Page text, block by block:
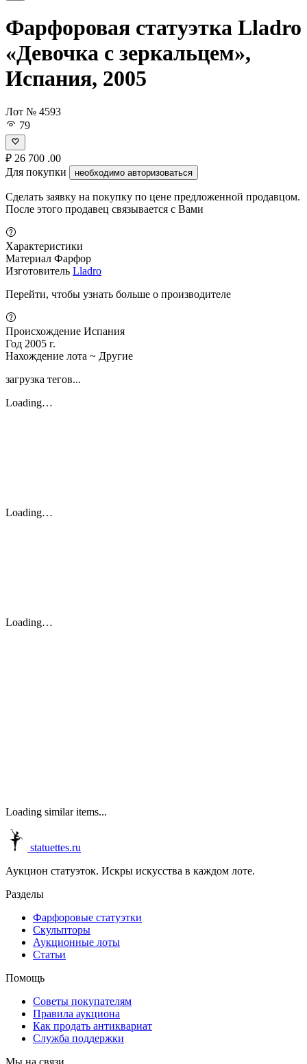
Фарфоровая статуэтка Lladro
«Девочка с зеркальцем»,
Испания, 2005
Лот № 4593
79
₽ 26 700 .00
Для покупки
необходимо авторизоваться
Сделать заявку на покупку по цене предложенной продавцом.
После этого продавец связывается с Вами
Характеристики
Материал Фарфор
Изготовитель Lladro
Перейти, чтобы узнать больше о производителе
Происхождение Испания
Год 2005 г.
Нахождение лота ~ Другие
загрузка тегов...
Loading…
Loading…
Loading…
Loading similar items...
statuettes.ru
Аукцион статуэток. Искры искусства в каждом лоте.
Разделы
Фарфоровые статуэтки
Скульпторы
Аукционные лоты
Статьи
Помощь
Советы покупателям
Правила аукциона
Как продать антиквариат
Служба поддержки
Мы на связи